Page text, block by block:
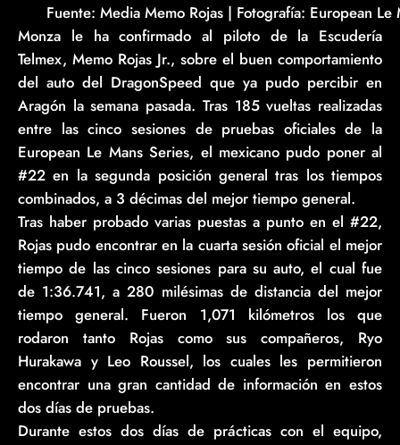
Fuente: Media Memo Rojas | Fotografía: European
Monza le ha confirmado al piloto de la Escudería
Telmex, Memo Rojas Jr., sobre el buen comportamiento
del auto del DragonSpeed que ya pudo percibir en
Aragón la semana pasada. Tras 185 vueltas realizadas
entre las cinco sesiones de pruebas oficiales de la
European Le Mans Series, el mexicano pudo poner al
#22 en la segunda posición general tras los tiempos
combinados, a 3 décimas del mejor tiempo general.
Tras haber probado varias puestas a punto en el #22,
Rojas pudo encontrar en la cuarta sesión oficial el mejor
tiempo de las cinco sesiones para su auto, el cual fue
de 1:36.741, a 280 milésimas de distancia del mejor
tiempo general. Fueron 1,071 kilómetros los que
rodaron tanto Rojas como sus compañeros, Ryo
Hurakawa y Leo Roussel, los cuales les permitieron
encontrar una gran cantidad de información en estos
dos días de pruebas.
Durante estos dos días de prácticas con el equipo,